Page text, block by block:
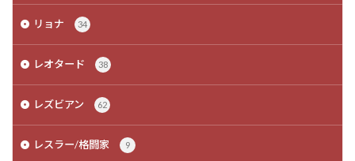
リョナ 34
レオタード 38
レズビアン 62
レスラー/格闘家 9